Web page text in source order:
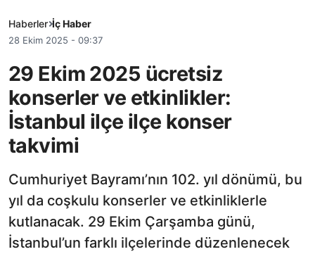
Haberler İç Haber
28 Ekim 2025 - 09:37
29 Ekim 2025 ücretsiz
konserler ve etkinlikler:
İstanbul ilçe ilçe konser
takvimi
Cumhuriyet Bayramı’nın 102. yıl dönümü, bu
yıl da coşkulu konserler ve etkinliklerle
kutlanacak. 29 Ekim Çarşamba günü,
İstanbul’un farklı ilçelerinde düzenlenecek